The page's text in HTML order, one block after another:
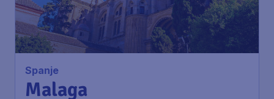
Spanje
Malaga